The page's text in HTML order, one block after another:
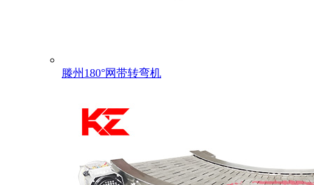
滕州180°网带转弯机